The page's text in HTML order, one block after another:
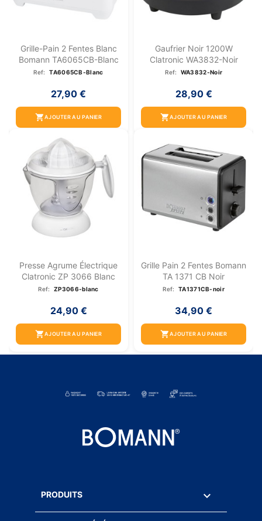
Grille-Pain 2 Fentes Blanc
Bomann TA6065CB-Blanc
Ref: TA6065CB-Blanc
27,90 €
shopping_cartAJOUTER AU PANIER
Gaufrier Noir 1200W
Clatronic WA3832-Noir
Ref: WA3832-Noir
28,90 €
shopping_cartAJOUTER AU PANIER
Presse Agrume Électrique
Clatronic ZP 3066 Blanc
Ref: ZP3066-blanc
24,90 €
shopping_cartAJOUTER AU PANIER
Grille Pain 2 Fentes Bomann
TA 1371 CB Noir
Ref: TA1371CB-noir
34,90 €
shopping_cartAJOUTER AU PANIER
PRODUITS 